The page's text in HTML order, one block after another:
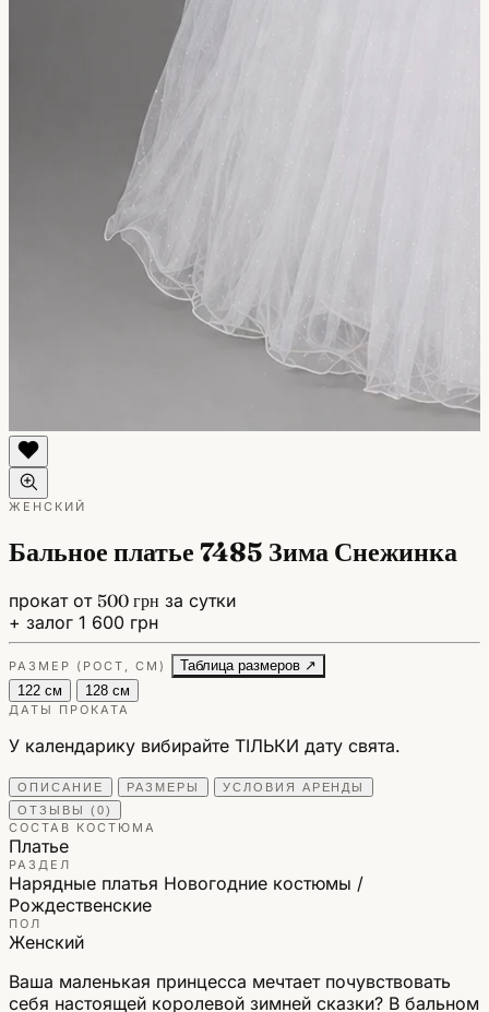
ЖЕНСКИЙ
Бальное платье 7485 Зима Снежинка
прокат от 500 грн за сутки
+ залог 1 600 грн
РАЗМЕР (РОСТ, СМ)
Таблица размеров ↗
122 см
128 см
ДАТЫ ПРОКАТА
У календарику вибирайте ТІЛЬКИ дату свята.
ОПИСАНИЕ РАЗМЕРЫ
УСЛОВИЯ АРЕНДЫ
ОТЗЫВЫ (0)
СОСТАВ КОСТЮМА
Платье
РАЗДЕЛ
Нарядные платья Новогодние костюмы /
Рождественские
ПОЛ
Женский
Ваша маленькая принцесса мечтает почувствовать
себя настоящей королевой зимней сказки? В бальном